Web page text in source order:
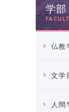
学
仏教
文学
人間